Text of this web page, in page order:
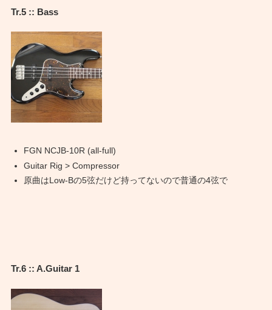
Tr.5 :: Bass
FGN NCJB-10R (all-full)
Guitar Rig > Compressor
原曲はLow-Bの5弦だけど持ってないので普通の4弦で
Tr.6 :: A.Guitar 1